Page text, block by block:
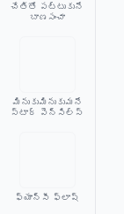
చేతితో పట్టుకునే
బాణసంచా
మినుకుమినుకుమనే
స్టార్ పెన్సిల్స్
ఫ్యాన్సీ ఫ్లాష్